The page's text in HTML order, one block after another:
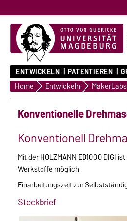
ENTWICKELN PATENTIEREN
Home Entwickeln MakerLabs
Konventionelle
Konventionell
Mit der HOLZMANN ED1000
Werkstoffe möglich
Einarbeitungszeit zur
Steckbrief